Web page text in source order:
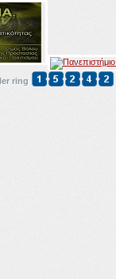
ring